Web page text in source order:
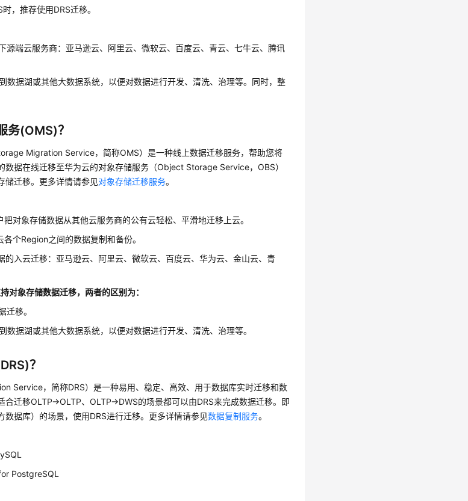
，推荐使用DRS迁移。
源端云服务商：亚马逊云、阿里云、微软云、百度云、青云、七牛云、腾讯
数据湖或其他大数据系统，以便对数据进行开发、清洗、治理等。同时，整
务(OMS)？
Migration Service，简称OMS）是一种线上数据迁移服务，帮助您将
数据在线迁移至华为云的对象存储服务（Object Storage Service，OBS）
储迁移。更多详情请参见对象存储迁移服务。
对象存储数据从其他云服务商的公有云轻松、平滑地迁移上云。
个Region之间的数据复制和备份。
的入云迁移：亚马逊云、阿里云、微软云、百度云、华为云、金山云、青
对象存储数据迁移，两者的区别为：
迁移。
数据湖或其他大数据系统，以便对数据进行开发、清洗、治理等。
？
Service，简称DRS）是一种易用、稳定、高效、用于数据库实时迁移和数
合迁移OLTP->OLTP、OLTP->DWS的场景都可以由DRS来完成数据迁移。即
数据库）的场景，使用DRS进行迁移。更多详情请参见数据复制服务。
PostgreSQL